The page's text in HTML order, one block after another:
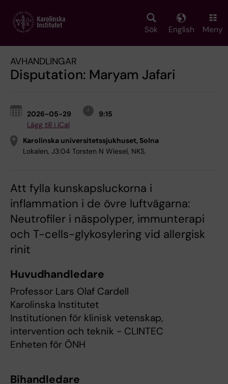
main
Sök English Meny
AVHANDLINGAR
Disputation: Maryam Jafari
2026-05-29
9:15
Lägg till i iCal
Karolinska universitetssjukhuset, Solna
Lokalen, J3:04 Torsten N Wiesel, NKS.
Att fylla kunskapsluckorna i
inflammation i de övre luftvägarna:
Neutrofiler i näspolyper, immunterapi
och T-cells-glykosylering vid allergisk
rinit
Huvudhandledare
Professor Lars Olaf Cardell
Karolinska Institutet
Institutionen för klinisk vetenskap,
intervention och teknik - CLINTEC
Enheten för ÖNH
Bihandledare